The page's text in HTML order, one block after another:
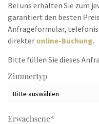
Bei uns erhalten Sie zum
garantiert den besten
Anfrageformular,
direkter online-Buchung.
Bitte füllen Sie dieses
Zimmertyp
Erwachsene*